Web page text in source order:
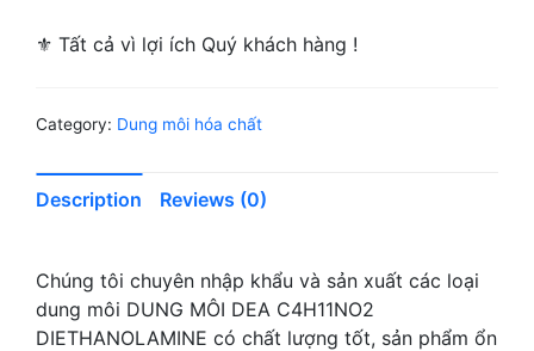
⚜ Tất cả vì lợi ích Quý khách hàng !
Category: Dung môi hóa chất
Description Reviews (0)
Chúng tôi chuyên nhập khẩu và sản xuất các loại
dung môi DUNG MÔI DEA C4H11NO2
DIETHANOLAMINE có chất lượng tốt, sản phẩm ổn